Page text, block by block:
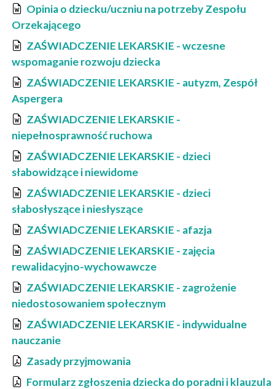
Opinia o dziecku/uczniu na potrzeby Zespołu
Orzekającego
ZAŚWIADCZENIE LEKARSKIE - wczesne
wspomaganie rozwoju dziecka
ZAŚWIADCZENIE LEKARSKIE - autyzm, Zespół
Aspergera
ZAŚWIADCZENIE LEKARSKIE -
niepełnosprawność ruchowa
ZAŚWIADCZENIE LEKARSKIE - dzieci
słabowidzące i niewidome
ZAŚWIADCZENIE LEKARSKIE - dzieci
słabosłyszące i niesłyszące
ZAŚWIADCZENIE LEKARSKIE - afazja
ZAŚWIADCZENIE LEKARSKIE - zajęcia
rewalidacyjno-wychowawcze
ZAŚWIADCZENIE LEKARSKIE - zagrożenie
niedostosowaniem społecznym
ZAŚWIADCZENIE LEKARSKIE - indywidualne
nauczanie
Zasady przyjmowania
Formularz zgłoszenia dziecka do poradni i klauzula